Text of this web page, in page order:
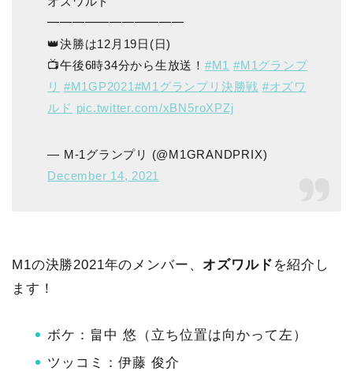
━━━━━━━━━━━
👑決勝は12月19日(日)
📺午後6時34分から生放送！ #M1 #M1グランプ
リ #M1GP2021#M1グランプリ決勝戦 #オズワ
ルド pic.twitter.com/xBN5roXPZj
— M-1グランプリ (@M1GRANDPRIX)
December 14, 2021
M1の決勝2021年のメンバー、 オズワルド を紹介し
ます！
ボケ：畠中 悠（立ち位置は向かって左）
ツッコミ：伊藤 俊介